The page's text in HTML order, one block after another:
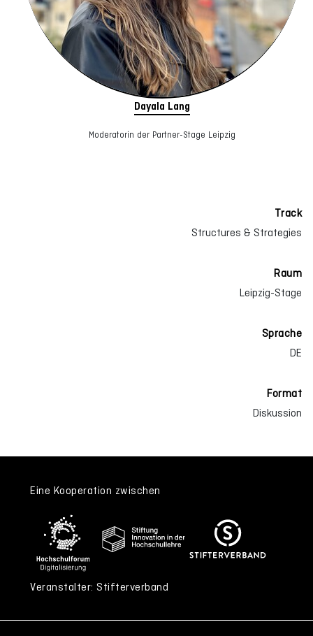
Dayala Lang
Moderatorin der Partner-Stage Leipzig
Track
Structures & Strategies
Raum
Leipzig-Stage
Sprache
DE
Format
Diskussion
Eine Kooperation zwischen
Veranstalter: Stifterverband